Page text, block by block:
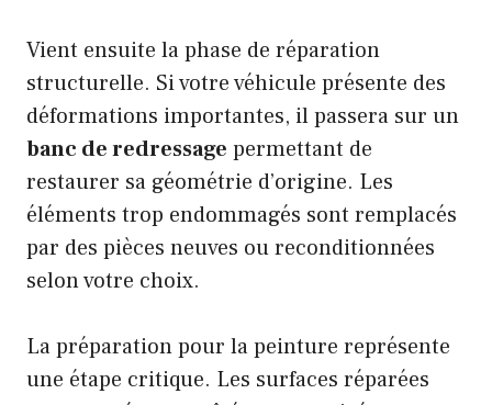
Vient ensuite la phase de réparation
structurelle. Si votre véhicule présente des
déformations importantes, il passera sur un
banc de redressage permettant de
restaurer sa géométrie d’origine. Les
éléments trop endommagés sont remplacés
par des pièces neuves ou reconditionnées
selon votre choix.
La préparation pour la peinture représente
une étape critique. Les surfaces réparées